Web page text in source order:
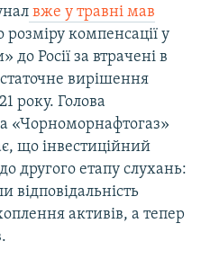
вже у травні мав
розміру компенсації у
до Росії за втрачені в
вирішення
року. Голова
«Чорноморнафтогаз»
що інвестиційний
другого етапу слухань:
активів, а тепер